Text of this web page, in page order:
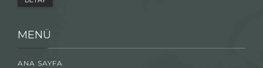
MENÜ
ANA SAYFA